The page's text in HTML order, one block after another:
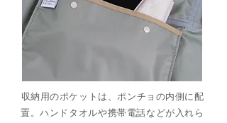
​収納用のポケットは、ポンチョの内側に配
置。ハンドタオルや携帯電話などが入れら